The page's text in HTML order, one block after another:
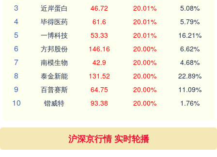
3 近岸蛋白 46.72 20.01% 5.08%
4 毕得医药 61.6 20.01% 5.79%
5 一博科技 53.33 20.01% 16.21%
6 方邦股份 146.16 20.00% 6.62%
7 南模生物 42.9 20.00% 4.68%
8 泰金新能 131.52 20.00% 22.89%
9 百普赛斯 64.75 20.00% 11.09%
10 锴威特 93.38 20.00% 1.76%
沪深京行情 实时轮播